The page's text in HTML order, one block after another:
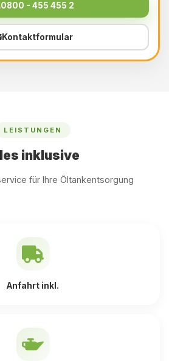
0800 - 455 455 2
Kontaktformular
LEISTUNGEN
inklusive
für Ihre Öltankentsorgung
Anfahrt inkl.